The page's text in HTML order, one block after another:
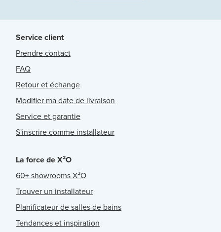
Service client
Prendre contact
FAQ
Retour et échange
Modifier ma date de livraison
Service et garantie
S'inscrire comme installateur
La force de X²O
60+ showrooms X²O
Trouver un installateur
Planificateur de salles de bains
Tendances et inspiration